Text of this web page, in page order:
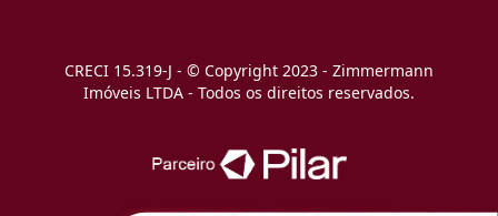
CRECI 15.319-J - © Copyright 2023 - Zimmermann
Imóveis LTDA - Todos os direitos reservados.